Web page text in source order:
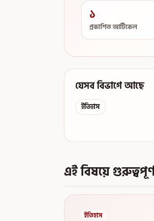
১
প্রকাশিত আর্টিকেল
যেসব বিভাগে আছে
ইতিহাস
এই বিষয়ে
ইতিহাস